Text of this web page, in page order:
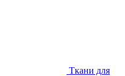
Ткани для